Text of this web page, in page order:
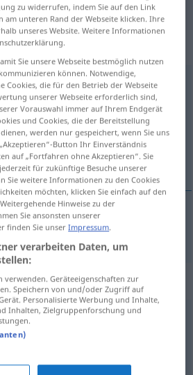
: Neutrum, sächlich
anklicken/antippen)
für "Wohlwollen"
,
zu widerrufen, indem Sie auf den Link
am unteren Rand der Webseite klicken. Ihre
unseres Website. Weitere Informationen
Sie unsere Webseite bestmöglich nutzen
können. Notwendige,
Cookies, die für den Betrieb der Webseite
unserer Webseite erforderlich sind,
Vorauswahl immer auf Ihrem Endgerät
und Cookies, die der Bereitstellung
werden nur gespeichert, wenn Sie uns
Button Ihr Einverständnis
auf „Fortfahren ohne Akzeptieren“. Sie
für zukünftige Besuche unserer
Sie weitere Informationen zu den Cookies
möchten, klicken Sie einfach auf den
Hinweise zu der
Sie ansonsten unserer
finden Sie unserImpressum.
verarbeiten Daten, um
verwenden. Geräteeigenschaften zur
Speichern von und/oder Zugriff auf
Personalisierte Werbung und Inhalte,
Inhalten, Zielgruppenforschung und